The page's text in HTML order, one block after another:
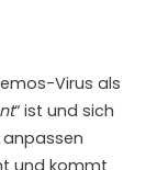
Virus als
“ ist und sich